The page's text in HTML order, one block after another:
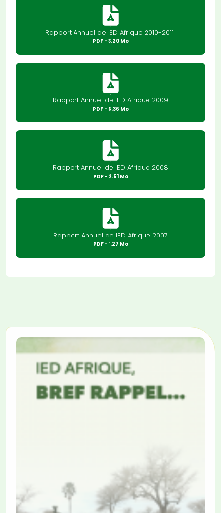
Rapport Annuel de IED Afrique 2010-2011
PDF- 3.20 Mo
Rapport Annuel de IED Afrique 2009
PDF- 6.36 Mo
Rapport Annuel de IED Afrique 2008
PDF- 2.51 Mo
Rapport Annuel de IED Afrique 2007
PDF- 1.27 Mo